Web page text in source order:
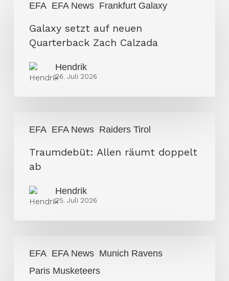
EFA EFA News Frankfurt Galaxy
setzt
neuen
Zach
Galaxy setzt auf neuen
Quarterback Zach Calzada
Hendrik
26. Juli 2026
EFA EFA News Raiders Tirol
Allen
räumt
doppelt
Traumdebüt: Allen räumt doppelt
ab
Hendrik
25. Juli 2026
EFA EFA News Munich Ravens
Paris Musketeers
unterliegen